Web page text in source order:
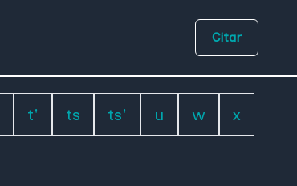
Citar
t' ts ts' u w x